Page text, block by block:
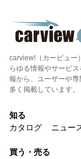
carview!（カービュー
らゆる情報やサービ
報から、ユーザーや
多く掲載しています。
知る
カタログ
ニュー
買う・売る